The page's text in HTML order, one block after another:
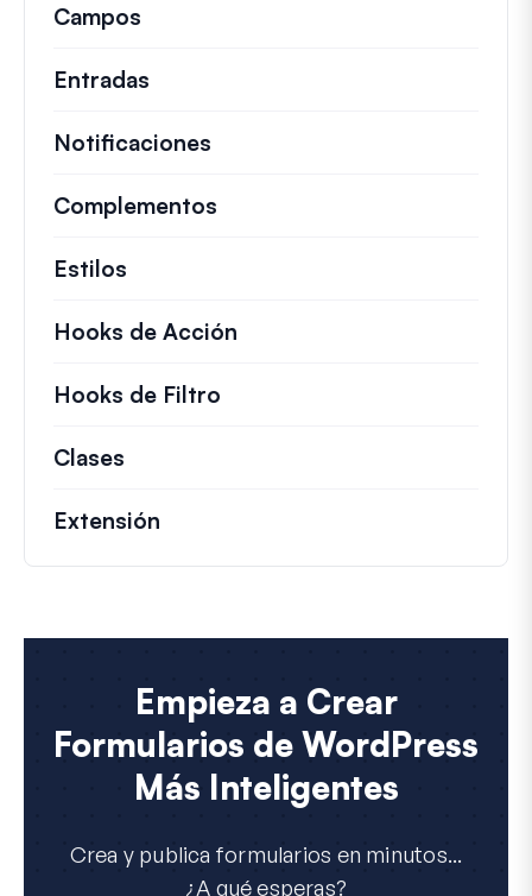
Campos
Entradas
Notificaciones
Complementos
Estilos
Hooks de Acción
Hooks de Filtro
Clases
Extensión
Empieza a Crear
Formularios de WordPress
Más Inteligentes
Crea y publica formularios en minutos...
¿A qué esperas?